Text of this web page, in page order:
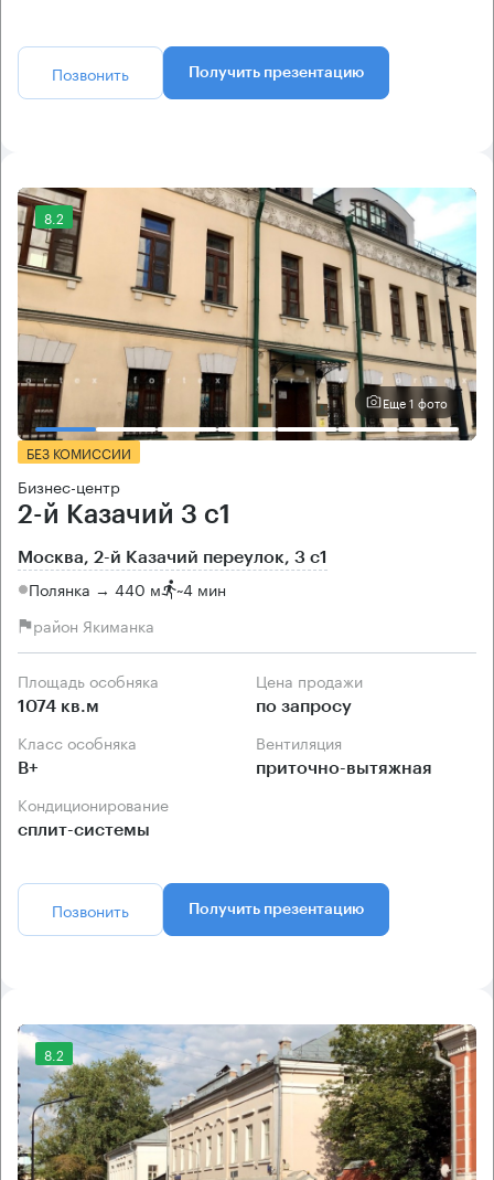
Позвонить Получить презентацию
8.2
Еще 1 фото
БЕЗ КОМИССИИ
Бизнес-центр
2-й Казачий 3 с1
Москва, 2-й Казачий переулок, 3 с1
Полянка → 440 м ~4 мин
район Якиманка
Площадь особняка
1074 кв.м
Цена продажи
по запросу
Класс особняка
B+
Вентиляция
приточно-вытяжная
Кондиционирование
сплит-системы
Позвонить Получить презентацию
8.2